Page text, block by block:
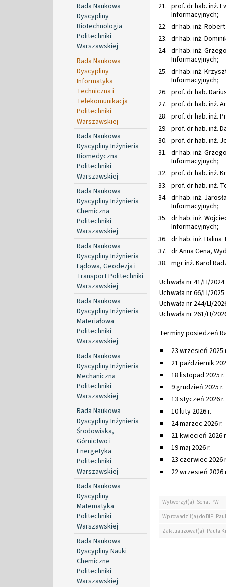
Rada Naukowa
Dyscypliny
Biotechnologia
Politechniki
Warszawskiej
Rada Naukowa
Dyscypliny
Informatyka
Techniczna i
Telekomunikacja
Politechniki
Warszawskiej
Rada Naukowa
Dyscypliny Inżynieria
Biomedyczna
Politechniki
Warszawskiej
Rada Naukowa
Dyscypliny Inżynieria
Chemiczna
Politechniki
Warszawskiej
Rada Naukowa
Dyscypliny Inżynieria
Lądowa, Geodezja i
Transport Politechniki
Warszawskiej
Rada Naukowa
Dyscypliny Inżynieria
Materiałowa
Politechniki
Warszawskiej
Rada Naukowa
Dyscypliny Inżynieria
Mechaniczna
Politechniki
Warszawskiej
Rada Naukowa
Dyscypliny Inżynieria
Środowiska,
Górnictwo i
Energetyka
Politechniki
Warszawskiej
Rada Naukowa
Dyscypliny
Matematyka
Politechniki
Warszawskiej
Rada Naukowa
Dyscypliny Nauki
Chemiczne
Politechniki
Warszawskiej
prof. dr hab. inż.
Informacyjnych;
dr hab. inż.
dr hab. inż.
dr hab. inż.
Informacyjnych;
dr hab. inż.
Informacyjnych;
prof. dr hab.
prof. dr hab. inż.
prof. dr hab. inż.
prof. dr hab. inż.
prof. dr hab. inż.
dr hab. inż.
Informacyjnych;
prof. dr hab. inż.
prof. dr hab. inż.
dr hab. inż.
Informacyjnych;
dr hab. inż.
Informacyjnych;
dr hab. inż.
dr Anna Cena,
mgr inż. Karol
Uchwała nr 41/LI/
Uchwała nr 66/LI/
Uchwała nr 244/LI/
Uchwała nr 261/LI/
Terminy posiedzeń
23 wrzesień 2025
21 październik
18 listopad 2025 r.
9 grudzień 2025 r.
13 styczeń 2026 r.
10 luty 2026 r.
24 marzec 2026 r.
21 kwiecień 2026
19 maj 2026 r.
23 czerwiec 2026
22 wrzesień 2026
Wytworzył(a): Senat PW
Wprowadził(a) do BIP:
Zaktualizował(a): Paula